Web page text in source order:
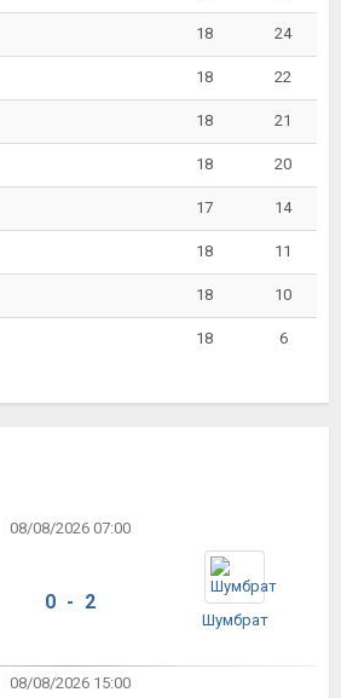
18 24
18 22
18 21
18 20
17 14
18 11
18 10
18 6
08/08/2026 07:00
0 - 2
Шумбрат
08/08/2026 15:00